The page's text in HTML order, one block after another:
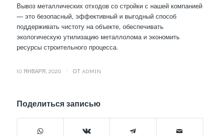
Вывоз металлических отходов со стройки с нашей компанией
— это безопасный, эффективный и выгодный способ
поддерживать чистоту на объекте, обеспечивать
экологическую утилизацию металлолома и экономить
ресурсы строительного процесса.
10 ЯНВАРЯ, 2020 ОТ ADMIN
Поделиться записью